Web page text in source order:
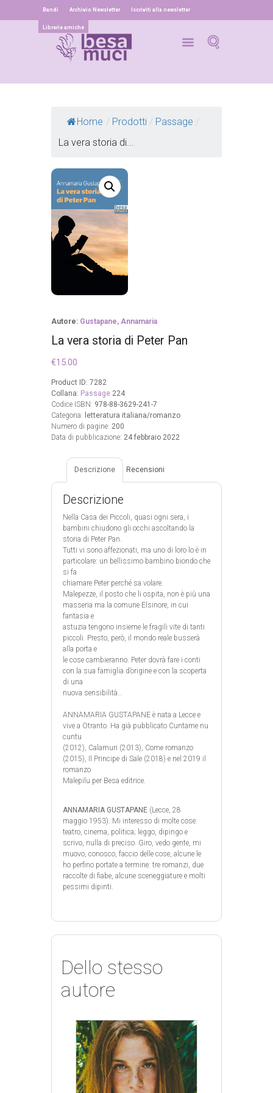
Bandi Archivio Newsletter Iscriviti alla newsletter
Librerie amiche
Home / Prodotti / Passage /
La vera storia di...
Autore: Gustapane, Annamaria
La vera storia di Peter Pan
€15.00
Product ID: 7282
Collana: Passage 224
Codice ISBN: 978-88-3629-241-7
Categoria: letteratura italiana/romanzo
Numero di pagine: 200
Data di pubblicazione: 24 febbraio 2022
Descrizione Recensioni
Descrizione
Nella Casa dei Piccoli, quasi ogni sera, i
bambini chiudono gli occhi ascoltando la
storia di Peter Pan.
Tutti vi sono affezionati, ma uno di loro lo è in
particolare: un bellissimo bambino biondo che
si fa
chiamare Peter perché sa volare.
Malepezze, il posto che li ospita, non è più una
masseria ma la comune Elsinore, in cui
fantasia e
astuzia tengono insieme le fragili vite di tanti
piccoli. Presto, però, il mondo reale busserà
alla porta e
le cose cambieranno. Peter dovrà fare i conti
con la sua famiglia d’origine e con la scoperta
di una
nuova sensibilità…
ANNAMARIA GUSTAPANE è nata a Lecce e
vive a Otranto. Ha già pubblicato Cuntame nu
cuntu
(2012), Calamuri (2013), Come romanzo
(2015), Il Principe di Sale (2018) e nel 2019 il
romanzo
Malepilu per Besa editrice.
ANNAMARIA GUSTAPANE (Lecce, 28
maggio 1953). Mi interesso di molte cose:
teatro, cinema, politica; leggo, dipingo e
scrivo, nulla di preciso. Giro, vedo gente, mi
muovo, conosco, faccio delle cose, alcune le
ho perfino portate a termine: tre romanzi, due
raccolte di fiabe, alcune sceneggiature e molti
pessimi dipinti.
Dello stesso
autore